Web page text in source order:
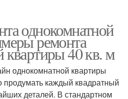
однокомнатной
ремонта
квартиры 40 кв. м
однокомнатной квартиры
каждый квадратный
деталей. В стандартном